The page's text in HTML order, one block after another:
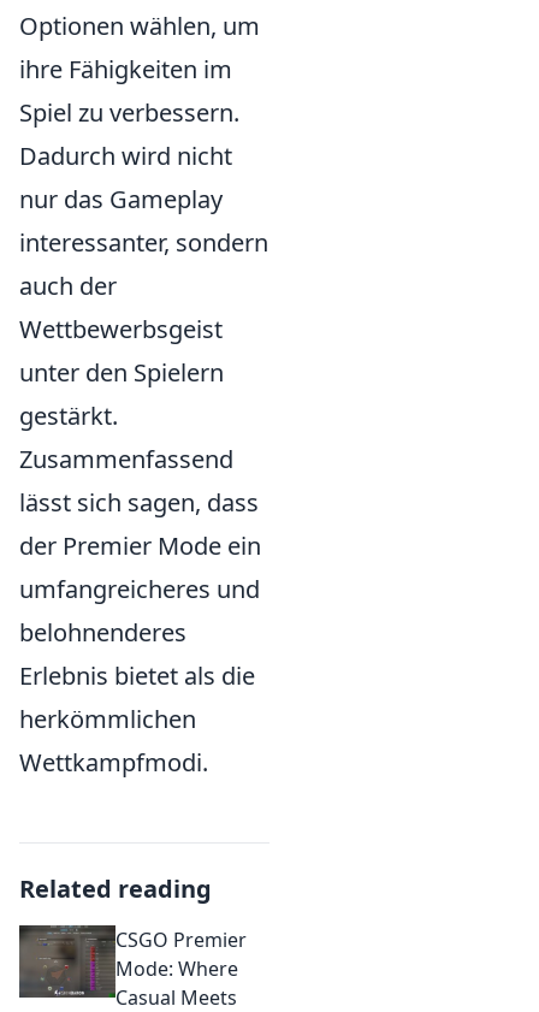
Optionen wählen, um
ihre Fähigkeiten im
Spiel zu verbessern.
Dadurch wird nicht
nur das Gameplay
interessanter, sondern
auch der
Wettbewerbsgeist
unter den Spielern
gestärkt.
Zusammenfassend
lässt sich sagen, dass
der Premier Mode ein
umfangreicheres und
belohnenderes
Erlebnis bietet als die
herkömmlichen
Wettkampfmodi.
Related reading
CSGO Premier
Mode: Where
Casual Meets